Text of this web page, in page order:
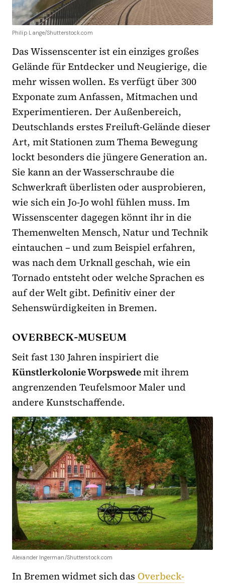
Philip Lange/Shutterstock.com
Das Wissenscenter ist ein einziges großes
Gelände für Entdecker und Neugierige, die
mehr wissen wollen. Es verfügt über 300
Exponate zum Anfassen, Mitmachen und
Experimentieren. Der Außenbereich,
Deutschlands erstes Freiluft-Gelände dieser
Art, mit Stationen zum Thema Bewegung
lockt besonders die jüngere Generation an.
Sie kann an der Wasserschraube die
Schwerkraft überlisten oder ausprobieren,
wie sich ein Jo-Jo wohl fühlen muss. Im
Wissenscenter dagegen könnt ihr in die
Themenwelten Mensch, Natur und Technik
eintauchen – und zum Beispiel erfahren,
was nach dem Urknall geschah, wie ein
Tornado entsteht oder welche Sprachen es
auf der Welt gibt. Definitiv einer der
Sehenswürdigkeiten in Bremen.
OVERBECK-MUSEUM
Seit fast 130 Jahren inspiriert die
Künstlerkolonie Worpswedemit ihrem
angrenzenden Teufelsmoor Maler und
andere Kunstschaffende.
Alexander Ingerman/Shutterstock.com
In Bremen widmet sich das Overbeck-